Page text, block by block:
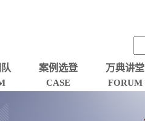
案例选登
CASE
万典讲堂
FORUM